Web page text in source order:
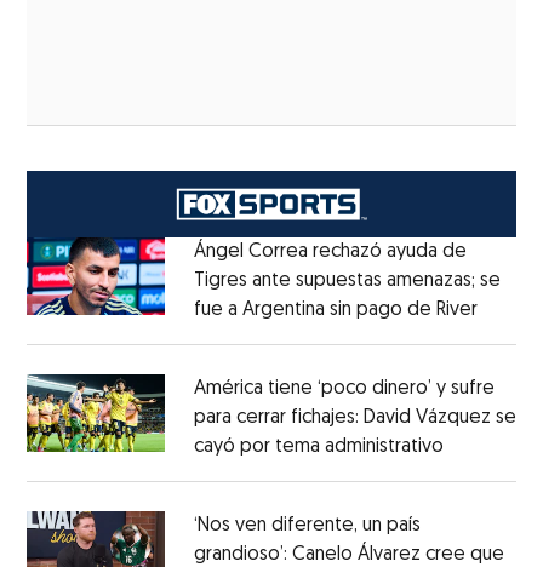
Ángel Correa rechazó ayuda de
Tigres ante supuestas amenazas; se
fue a Argentina sin pago de RiverOpens
América tiene ‘poco dinero’ y sufre
para cerrar fichajes: David Vázquez se
cayó por tema administrativo
‘Nos ven diferente, un país
grandioso’: Canelo Álvarez cree que